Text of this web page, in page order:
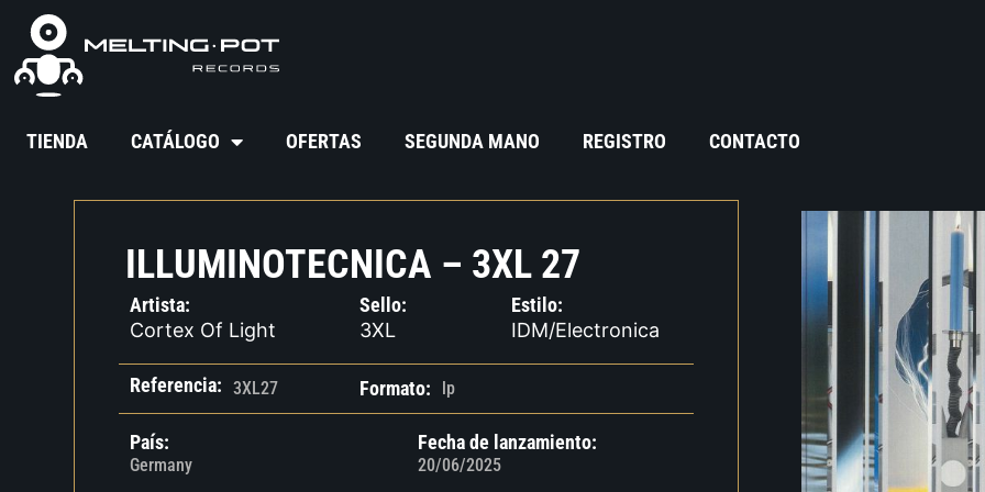
TIENDA CATÁLOGO OFERTAS SEGUNDA MANO REGISTRO CONTACTO
ILLUMINOTECNICA – 3XL 27
Artista:
Cortex Of Light
Sello:
3XL
Estilo:
IDM/Electronica
Referencia: 3XL27 Formato: lp
País:
Germany
Fecha de lanzamiento:
20/06/2025